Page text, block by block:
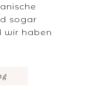
sogar
wir haben